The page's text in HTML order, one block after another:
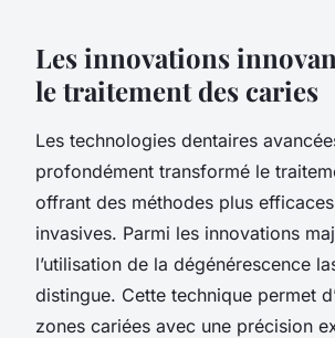
Les innovations
le traitement des caries
Les technologies dentaires
profondément transformé le
offrant des méthodes plus
invasives. Parmi les innovations
l’utilisation de la dégénérescence
distingue. Cette technique permet
zones cariées avec une précision